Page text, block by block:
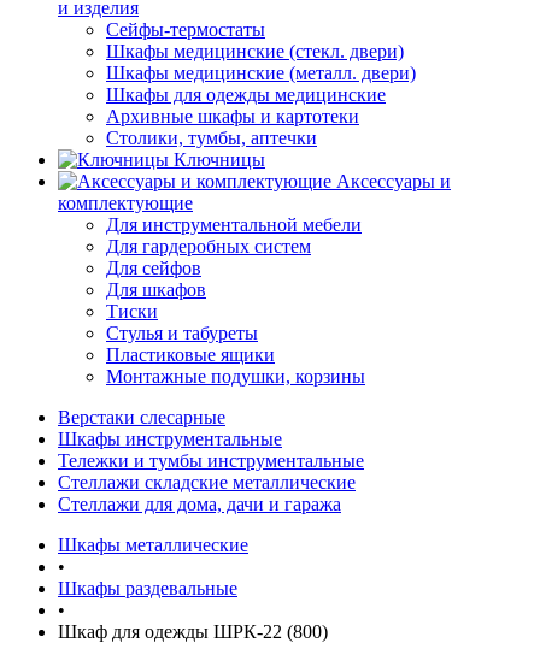
и изделия
Сейфы-термостаты
Шкафы медицинские (стекл. двери)
Шкафы медицинские (металл. двери)
Шкафы для одежды медицинские
Архивные шкафы и картотеки
Столики, тумбы, аптечки
Ключницы
Аксессуары и
комплектующие
Для инструментальной мебели
Для гардеробных систем
Для сейфов
Для шкафов
Тиски
Стулья и табуреты
Пластиковые ящики
Монтажные подушки, корзины
Верстаки слесарные
Шкафы инструментальные
Тележки и тумбы инструментальные
Стеллажи складские металлические
Стеллажи для дома, дачи и гаража
Шкафы металлические
•
Шкафы раздевальные
•
Шкаф для одежды ШРК-22 (800)